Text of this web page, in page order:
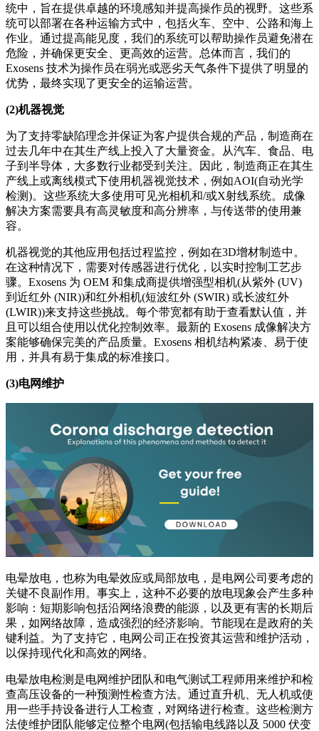
统中，旨在提供卓越的环境感知并提高操作员的视野。这些系
统可以部署在各种运输方式中，包括火车、空中、公路和海上
作业。通过提高能见度，我们的系统可以帮助操作员避免潜在
危险，并确保更安全、更高效的运营。总体而言，我们的
Exosens 技术为操作员在弱光或恶劣天气条件下提供了明显的
优势，最终实现了更安全的运输运营。
(2)机器视觉
为了支持零缺陷理念并保证为客户提供合规的产品，制造商在
过去几年中在其生产线上投入了大量资金。从汽车、食品、电
子到半导体，大多数行业都受到关注。因此，制造商正在其生
产线上或离线模式下使用机器视觉技术，例如AOI(自动光学
检测)。这些系统大多使用可见光相机和/或X射线系统。成像
解决方案需要具有高灵敏度和高分辨率，与传送带的使用兼
容。
机器视觉的其他应用包括过程监控，例如在3D增材制造中。
在这种情况下，需要对传感器进行优化，以实时控制工艺步
骤。Exosens 为 OEM 和集成商提供增强型相机(从紫外 (UV)
到近红外 (NIR))和红外相机(短波红外 (SWIR) 或长波红外
(LWIR))来支持这些挑战。每个带宽都有助于查看默认值，并
且可以组合使用以优化控制效率。最新的 Exosens 成像解决方
案能够确保完美的产品质量。Exosens 相机结构紧凑、易于使
用，并具有易于集成的标准接口。
(3)电网维护
电晕放电，也称为电晕效应或局部放电，是电网公司要考虑的
关键不良副作用。事实上，这种不必要的放电现象会产生多种
影响：短期影响包括沿网络浪费的能源，以及更有害的长期后
果，如网络故障，造成强烈的经济影响。节能现在是政府的关
键利益。为了支持它，电网公司正在投资其运营和维护活动，
以保持现代化和高效的网络。
电晕放电检测是电网维护团队和电气测试工程师用来维护和检
查高压设备的一种预测性检查方法。通过直升机、无人机或使
用一些手持设备进行人工检查，对网络进行检查。这些检测方
法使维护团队能够定位整个电网(包括输电线路以及 5000 伏变